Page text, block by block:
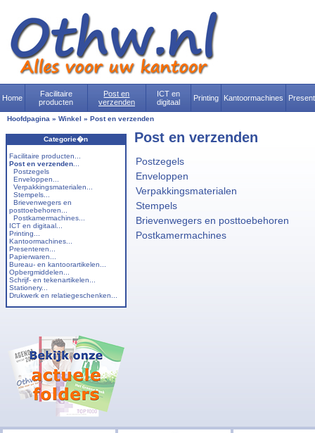
Home
Facilitaire
producten
Post en
verzenden
ICT en
digitaal
Printing Kantoormachines
Hoofdpagina » Winkel » Post en verzenden
Categorie�n
Facilitaire producten...
Post en verzenden
Postzegels
Enveloppen...
Verpakkingsmaterialen...
Stempels...
Brievenwegers en
posttoebehoren...
Postkamermachines...
ICT en digitaal...
Printing...
Kantoormachines...
Presenteren...
Papierwaren...
Bureau- en kantoorartikelen...
Opbergmiddelen...
Schrijf- en tekenartikelen...
Stationery...
Drukwerk en relatiegeschenken...
Post en verzenden
Postzegels
Enveloppen
Verpakkingsmaterialen
Stempels
Brievenwegers en posttoebehoren
Postkamermachines